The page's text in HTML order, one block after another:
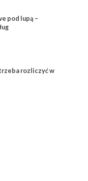
pod lupą –
rozliczyć w